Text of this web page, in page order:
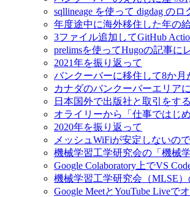
sqllineage を使って digdag の
年度途中に海外移住した年の
3ファイル追加してGitHub
prelimsを使ってHugoの記事に
2021年を振り返って
バンクーバーに移住して8か月
カナダのバンクーバーエリア
日本国外で出版社と取引をす
オライリーから「仕事ではじ
2020年を振り返って
メッシュWiFiが安定しないの
機械学習工学研究会の「機械
Google Colaboratory上でVS
機械学習工学研究会（MLSE
Google MeetとYouTube Liveで